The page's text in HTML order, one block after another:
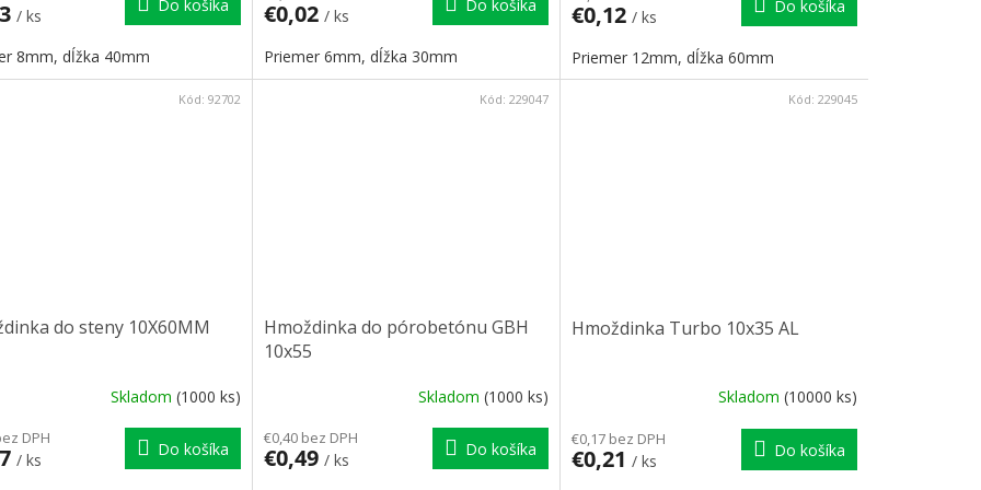
/ ks
Do košíka
8mm, dĺžka 40mm
€0,02 / ks
Do košíka
Priemer 6mm, dĺžka 30mm
€0,12 / ks
Do košíka
Priemer 12mm, dĺžka 60mm
do steny 10X60MM
Skladom (1000 ks)
DPH
/ ks
Do košíka
Kód: 92702
Hmoždinka do pórobetónu GBH
10x55
Skladom (1000 ks)
€0,40 bez DPH
€0,49 / ks
Do košíka
Kód: 229047
Hmoždinka Turbo 10x35 AL
Skladom (10000 ks)
€0,17 bez DPH
€0,21 / ks
Do košíka
Kód: 229045